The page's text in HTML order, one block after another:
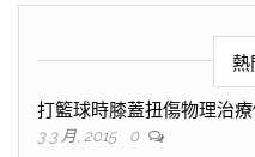
熱
打籃球時膝蓋扭傷物理治
3 3 月, 2015 0